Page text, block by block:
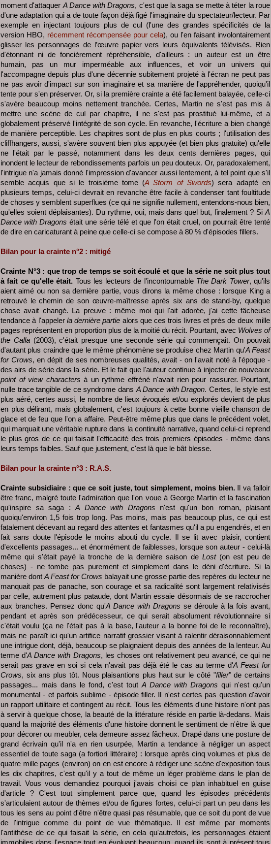
moment d'attaquer A Dance with Dragons, c'est que la saga se mette à téter la roue
d'une adaptation qui a de toute façon déjà figé l'imaginaire du spectateur/lecteur. Par
exemple en injectant toujours plus de cul (l'une des grandes spécificités de la
version HBO, récemment récompensée pour cela), ou l'en faisant involontairement
glisser les personnages de l’œuvre papier vers leurs équivalents télévisés. Rien
d'étonnant ni de foncièrement répréhensible, d'ailleurs : un auteur est un être
humain, pas un mur imperméable aux influences, et voir un univers qui
l'accompagne depuis plus d'une décennie subitement projeté à l'écran ne peut pas
ne pas avoir d'impact sur son imaginaire et sa manière de l'appréhender, quoiqu'il
tente pour s'en préserver. Or, si la première crainte a été facilement balayée, celle-ci
s'avère beaucoup moins nettement tranchée. Certes, Martin ne s'est pas mis à
mettre une scène de cul par chapitre, il ne s'est pas prostitué lui-même, et a
globalement préservé l'intégrité de son cycle. En revanche, l'écriture a bien changé
de manière perceptible. Les chapitres sont de plus en plus courts ; l'utilisation des
cliffhangers, aussi, s'avère souvent bien plus appuyée (et bien plus gratuite) qu'elle
ne l'était par le passé, notamment dans les deux cents dernières pages, qui
inondent le lecteur de rebondissements parfois un peu douteux. Or, paradoxalement,
l'intrigue n'a jamais donné l'impression d'avancer aussi lentement, à tel point que s'il
semble acquis que si le troisième tome (A Storm of Swords) sera adapté en
plusieurs temps, celui-ci devrait en revanche être facile à condenser tant foultitude
de choses y semblent superflues (ce qui ne signifie nullement, entendons-nous bien,
qu'elles soient déplaisantes). Du rythme, oui, mais dans quel but, finalement ? Si A
Dance with Dragons était une série télé et que l'on était cruel, on pourrait être tenté
de dire en caricaturant à peine que celle-ci se compose à 80 % d'épisodes fillers.
Bilan pour la crainte n°2 : mitigé
Crainte N°3 : que trop de temps se soit écoulé et que la série ne soit plus tout
à fait ce qu'elle était. Tous les lecteurs de l'incontournable The Dark Tower, qu'ils
aient aimé ou non sa dernière partie, vous dirons la même chose : lorsque King a
retrouvé le chemin de son œuvre-maîtresse après six ans de stand-by, quelque
chose avait changé. La preuve : même moi qui l'ait adorée, j'ai cette fâcheuse
tendance à l'appeler la dernière partie alors que ces trois livres et près de deux mille
pages représentent en proportion plus de la moitié du récit. Pourtant, avec Wolves of
the Calla(2003), c'était presque une seconde série qui commençait. On pouvait
d'autant plus craindre que le même phénomène se produise chez Martin qu'A Feast
for Crows, en dépit de ses nombreuses qualités, avait - on l'avait noté à l'époque -
des airs de série dans la série. Et le fait que l'auteur continue à injecter de nouveaux
point of view characters à un rythme effréné n'avait rien pour rassurer. Pourtant,
nulle trace tangible de ce syndrome dans A Dance with Dragon. Certes, le style est
plus aéré, certes aussi, le nombre de lieux évoqués et/ou explorés devient de plus
en plus délirant, mais globalement, c'est toujours à cette bonne vieille chanson de
glace et de feu que l'on a affaire. Peut-être même plus que dans le précédent volet,
qui marquait une véritable rupture dans la continuité narrative, quand celui-ci reprend
le plus gros de ce qui faisait l'efficacité des trois premiers épisodes - même dans
leurs temps faibles. Sauf que justement, c'est là que le bât blesse.
Bilan pour la crainte n°3 : R.A.S.
Crainte subsidiaire : que ce soit juste, tout simplement, moins bien.Il va falloir
être franc, malgré toute l'admiration que l'on voue à George Martin et la fascination
qu'inspire sa saga : A Dance with Dragons n'est qu'un bon roman, plaisant
quoiqu'environ 1,5 fois trop long. Pas moins, mais pas beaucoup plus, ce qui est
fatalement décevant au regard des attentes et fantasmes qu'il a pu engendrés, et en
fait sans doute l'épisode le moins abouti du cycle. Il se lit avec plaisir, contient
d'excellents passages... et énormément de faiblesses, lorsque son auteur - celui-là
même qui s'était payé la tronche de la dernière saison de Lost(on est peu de
choses) - ne tombe pas purement et simplement dans le déni d'écriture. Si la
manière dont A Feast for Crows balayait une grosse partie des repères du lecteur ne
manquait pas de panache, son courage et sa radicalité sont largement relativisés
par celle, autrement plus pataude, dont Martin essaie désormais de se raccrocher
aux branches. Pensez donc qu'A Dance with Dragons se déroule à la fois avant,
pendant et après son prédécesseur, ce qui serait absolument révolutionnaire si
c'était voulu (ça ne l'était pas à la base, l'auteur a la bonne foi de le reconnaître),
mais ne paraît ici qu'un artifice narratif grossier visant à ralentir déraisonnablement
une intrigue dont, déjà, beaucoup se plaignaient depuis des années de la lenteur. Au
terme d'A Dance with Dragons, les choses ont relativement peu avancé, ce qui ne
serait pas grave en soi si cela n'avait pas déjà été le cas au terme d'A Feast for
Crows, six ans plus tôt. Nous plaisantions plus haut sur le côté "filler" de certains
passages... mais dans le fond, c'est tout A Dance with Dragons qui n'est qu'un
monumental - et parfois sublime - épisode filler. Il n'est certes pas question d'avoir
un rapport utilitaire et contingent au récit. Tous les éléments d'une histoire n'ont pas
à servir à quelque chose, la beauté de la littérature réside en partie là-dedans. Mais
quand la majorité des éléments d'une histoire donnent le sentiment de n'être là que
pour décorer ou meubler, cela demeure assez fâcheux. Drapé dans une posture de
grand écrivain qu'il n'a en rien usurpée, Martin a tendance à négliger un aspect
essentiel de toute saga (a fortiori littéraire) : lorsque après cinq volumes et plus de
quatre mille pages (environ) on en est encore à rédiger une scène d'exposition tous
les dix chapitres, c'est qu'il y a tout de même un léger problème dans le plan de
travail. Vous vous demandiez pourquoi j'avais choisi ce plan inhabituel en guise
d'article ? C'est tout simplement parce que, quand les épisodes précédents
s'articulaient autour de thèmes et/ou de figures fortes, celui-ci part un peu dans les
tous les sens au point d'être n'être quasi pas résumable, que ce soit du pont de vue
de l'intrigue comme du point de vue thématique. Il est même par moments
l'antithèse de ce qui faisait la série, en cela qu'autrefois, les personnages étaient
immobiles dans l'espace tout en évoluant beaucoup, quand ils sont à présent tous